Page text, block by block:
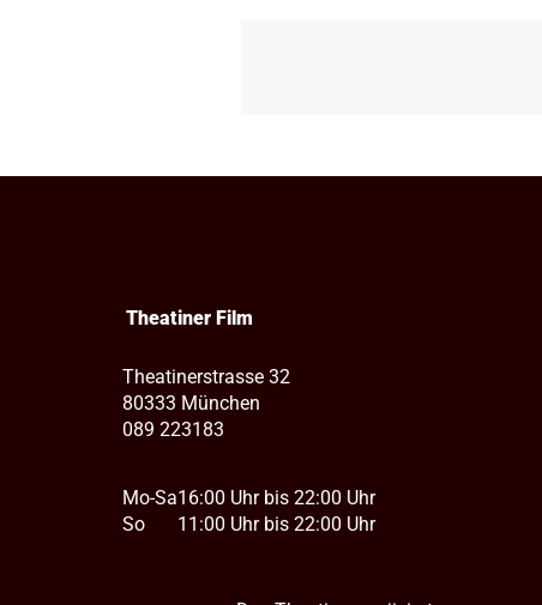
Theatiner Film
Theatinerstrasse 32
80333 München
089 223183
Mo-Sa
So
16:00 Uhr bis 22:00 Uhr
11:00 Uhr bis 22:00 Uhr